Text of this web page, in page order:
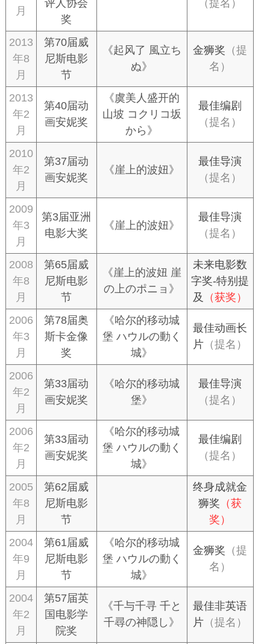
月
评人协会
奖
（提名）
2013
年8
月
第70届威
尼斯电影
节
《起风了 風立ち
ぬ》
金狮奖 （提
名）
2013
年2
月
第40届动
画安妮奖
《虞美人盛开的
山坡 コクリコ坂
から》
最佳编剧
（提名）
2010
年2
月
第37届动
画安妮奖
《崖上的波妞》
最佳导演
（提名）
2009
年3
月
第3届亚洲
电影大奖
《崖上的波妞》
最佳导演
（提名）
2008
年8
月
第65届威
尼斯电影
节
《崖上的波妞 崖
の上のポニョ》
未来电影数
字奖-特别提
及
（获奖）
2006
年3
月
第78届奥
斯卡金像
奖
《哈尔的移动城
堡 ハウルの動く
城》
最佳动画长
片 （提名）
2006
年2
月
第33届动
画安妮奖
《哈尔的移动城
堡》
最佳导演
（提名）
2006
年2
月
第33届动
画安妮奖
《哈尔的移动城
堡 ハウルの動く
城》
最佳编剧
（提名）
2005
年8
月
第62届威
尼斯电影
节
终身成就金
狮奖 （获
奖）
2004
年9
月
第61届威
尼斯电影
节
《哈尔的移动城
堡 ハウルの動く
城》
金狮奖 （提
名）
2004
年2
月
第57届英
国电影学
院奖
《千与千寻 千と
千尋の神隠し》
最佳非英语
片 （提名）